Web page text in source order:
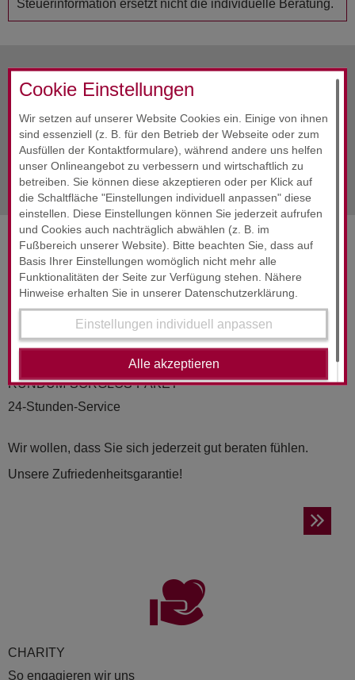
Cookie Einstellungen
Wir setzen auf unserer Website Cookies ein. Einige von ihnen
sind essenziell (z. B. für den Betrieb der Webseite oder zum
Ausfüllen der Kontaktformulare), während andere uns helfen
unser Onlineangebot zu verbessern und wirtschaftlich zu
betreiben. Sie können diese akzeptieren oder per Klick auf
die Schaltfläche "Einstellungen individuell anpassen" diese
einstellen. Diese Einstellungen können Sie jederzeit aufrufen
und Cookies auch nachträglich abwählen (z. B. im
Fußbereich unserer Website). Bitte beachten Sie, dass auf
Basis Ihrer Einstellungen womöglich nicht mehr alle
Funktionalitäten der Seite zur Verfügung stehen. Nähere
Hinweise erhalten Sie in unserer Datenschutzerklärung.
Einstellungen individuell anpassen
Alle akzeptieren
Steuerinformation ersetzt nicht die individuelle Beratung.
vorherige InfoOktober 2023
Alle InfosOktober 2023
nächste InfoOktober 2023
SERVICES & ENGAGEMENT
RUND­UM-SORG­LOS-PAKET
24-Stunden-Service
Wir wollen, dass Sie sich jederzeit gut beraten fühlen.
Unsere Zufriedenheitsgarantie!
CHA­RI­TY
So engagieren wir uns